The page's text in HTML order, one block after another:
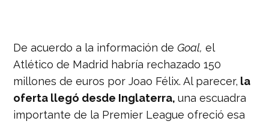
De acuerdo a la información deGoal, el
Atlético de Madrid habría rechazado 150
millones de euros por Joao Félix. Al parecer, la
oferta llegó desde Inglaterra,una escuadra
importante de la Premier League ofreció esa